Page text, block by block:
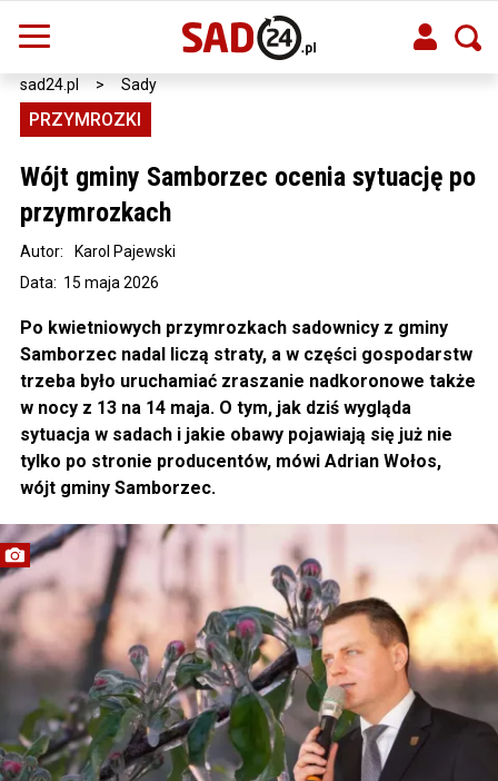
sad24.pl > Sady
PRZYMROZKI
Wójt gminy Samborzec ocenia sytuację po
przymrozkach
Data: 15 maja 2026
Autor: Karol Pajewski
Po kwietniowych przymrozkach sadownicy z gminy
Samborzec nadal liczą straty, a w części gospodarstw
trzeba było uruchamiać zraszanie nadkoronowe także
w nocy z 13 na 14 maja. O tym, jak dziś wygląda
sytuacja w sadach i jakie obawy pojawiają się już nie
tylko po stronie producentów, mówi Adrian Wołos,
wójt gminy Samborzec.